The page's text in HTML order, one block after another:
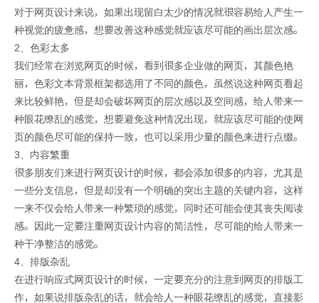
对于网页设计来说，如果出现留白太少的情况就很容易给人产生一
种视觉的疲惫感，想要改善这种感觉就应该尽可能的画出层次感。
2、色彩太多
我们经常在浏览网页的时候，看到很多企业做的网页，其颜色艳
丽，色彩文本背景框架都选用了不同的颜色，虽然说这种网页看起
来比较鲜艳，但是却会破坏网页的层次感以及空间感，给人带来一
种眼花缭乱的感觉，想要避免这种情况出现，就应该尽可能的使网
页的颜色尽可能的保持一致，也可以采用少量的颜色来进行点缀。
3、内容繁重
很多朋友们来进行网页设计的时候，都会添加很多的内容，尤其是
一些分支信息，但是却没有一个明确的突出主题的关键内容，这样
一来不仅会给人带来一种繁琐的感觉，同时还可能会使其丧失阅读
感。因此一定要注重网页设计内容的简洁性，尽可能的给人带来一
种干净整洁的感觉。
4、排版杂乱
在进行响应式网页设计的时候，一定要充分的注意到网页的排版工
作，如果说排版杂乱的话，就会给人一种眼花缭乱的感觉，直接影